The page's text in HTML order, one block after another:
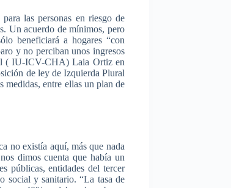
para las personas en riesgode
. Unacuerdo demínimos, pero
beneficiará a hogares“con
y no perciban unos ingresos
(IU-ICV-CHA)Laia Ortiz en
de leyde Izquierda Plural
medidas,entre ellasun plan de
noexistía aquí,más que nada
dimos cuenta que había un
públicas,entidades del tercer
social ysanitario. “La tasa de